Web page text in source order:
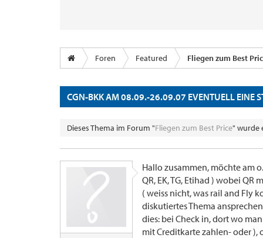
Foren Featured Fliegen zum Best
CGN-BKK AM 08.09.-26.09.07 EVENTUELL EINE
Dieses Thema im Forum "Fliegen zum Best Price" wurde
Hallo zusammen, möchte am
QR, EK, TG, Etihad ) wobei
( weiss nicht, was rail and Fly
diskutiertes Thema
dies: bei Check in, dort wo
mit Creditkarte zahlen- oder ),